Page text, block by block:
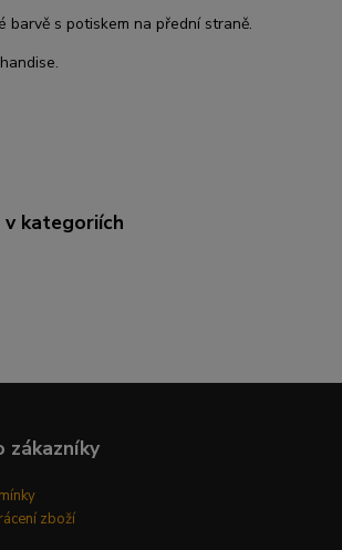
barvě s potiskem na přední straně.
v kategoriích
zákazníky
zboží